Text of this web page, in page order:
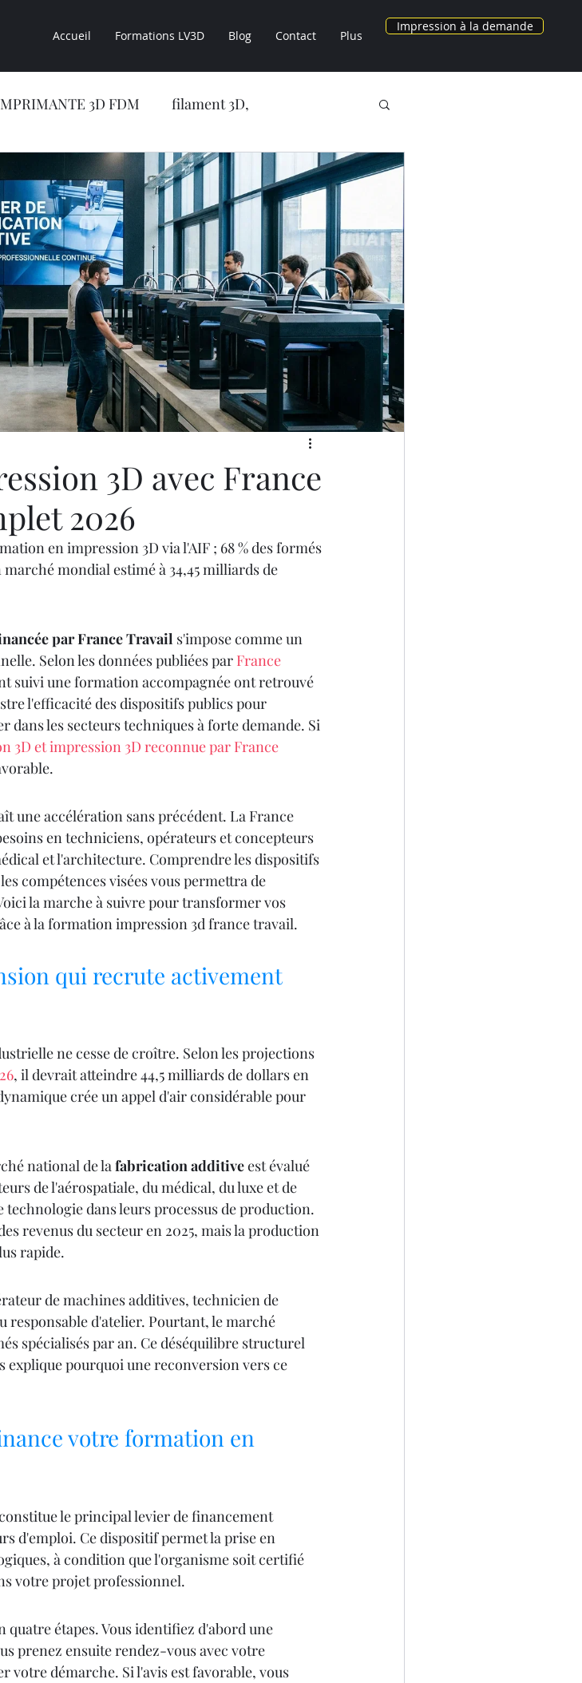
Accueil Formations LV3D Blog Contact Plus
Impression à la demande
3D FDM filament 3D,
LV3D impression 3D résine NOS OBJETS 3D
Formation en ligne NOUVEAU CHEZ LV3D
OBJET 3D LES RESINES 3D
3D PROFESSIONNELLE
Demande SCANNER 3D SCANNER 3D
4 Formation impression 3D
CPF Refaire une piece en 3D
3D avec France
2026
en impression 3D via l'AIF ; 68 % des formés
mondial estimé à 34,45 milliards de
par France Travail s'impose comme un
Selon les données publiées par France
suivi une formation accompagnée ont retrouvé
l'efficacité des dispositifs publics pour
les secteurs techniques à forte demande. Si
3D et impression 3D reconnue par France
une accélération sans précédent. La France
en techniciens, opérateurs et concepteurs
et l'architecture. Comprendre les dispositifs
compétences visées vous permettra de
la marche à suivre pour transformer vos
à la formation impression 3d france travail.
qui recrute activement
ne cesse de croître. Selon les projections
, il devrait atteindre 44,5 milliards de dollars en
crée un appel d'air considérable pour
national de la fabrication additive est évalué
de l'aérospatiale, du médical, du luxe et de
dans leurs processus de production.
revenus du secteur en 2025, mais la production
rapide.
de machines additives, technicien de
d'atelier. Pourtant, le marché
spécialisés par an. Ce déséquilibre structurel
explique pourquoi une reconversion vers ce
votre formation en
le principal levier de financement
d'emploi. Ce dispositif permet la prise en
à condition que l'organisme soit certifié
votre projet professionnel.
étapes. Vous identifiez d'abord une
prenez ensuite rendez-vous avec votre
démarche. Si l'avis est favorable, vous